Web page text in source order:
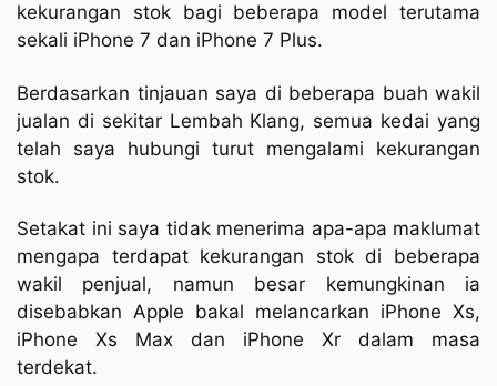
kekurangan stok bagi beberapa model terutama
sekali iPhone 7 dan iPhone 7 Plus.
Berdasarkan tinjauan saya di beberapa buah wakil
jualan di sekitar Lembah Klang, semua kedai yang
telah saya hubungi turut mengalami kekurangan
stok.
Setakat ini saya tidak menerima apa-apa maklumat
mengapa terdapat kekurangan stok di beberapa
wakil penjual, namun besar kemungkinan ia
disebabkan Apple bakal melancarkan iPhone Xs,
iPhone Xs Max dan iPhone Xr dalam masa
terdekat.